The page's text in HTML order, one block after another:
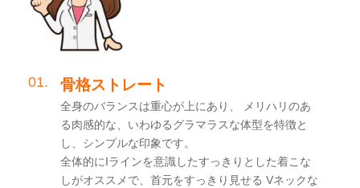
骨格ストレート
全身のバランスは重心が上にあり、 メリハリのあ
る肉感的な、いわゆるグラマラスな体型を特徴と
し、シンプルな印象です。
全体的にIラインを意識したすっきりとした着こな
しがオススメで、首元をすっきり見せる Vネックな